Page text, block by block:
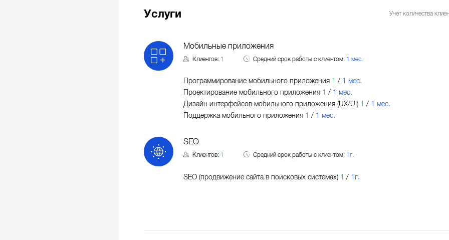
Услуги Учет количества
Мобильные приложения
Клиентов: 1 Средний срок работы с клиентом: 1 мес.
Программирование мобильного приложения 1 / 1 мес.
Проектирование мобильного приложения 1 / 1 мес.
Дизайн интерфейсов мобильного приложения (UX/UI) 1 / 1 мес.
Поддержка мобильного приложения 1 / 1 мес.
SEO
Клиентов: 1 Средний срок работы с клиентом: 1г.
SEO (продвижение сайта в поисковых системах) 1 / 1г.